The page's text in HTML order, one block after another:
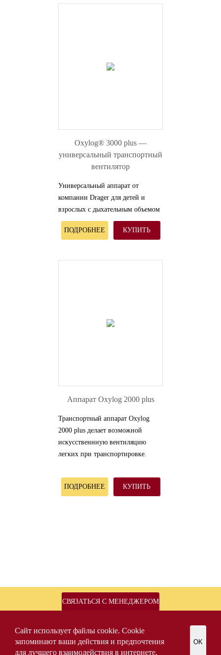
Oxylog® 3000 plus —
универсальный транспортный
вентилятор
Универсальный аппарат от
компании Drager для детей и
взрослых с дыхательным объемом
от 50 мл. и выше.
ПОДРОБНЕЕ
КУПИТЬ
Аппарат Oxylog 2000 plus
Транспортный аппарат Oxylog
2000 plus делает возможной
искусственнную вентиляцию
легких при транспортировке.
ПОДРОБНЕЕ КУПИТЬ
СВЯЗАТЬСЯ С МЕНЕДЖЕРОМ
доставкой по России
Политика конфиденциальности
Сайт использует файлы cookie. Cookie
запоминают ваши действия и предпочтения
для лучшего взаимодействия в интернете.
OK